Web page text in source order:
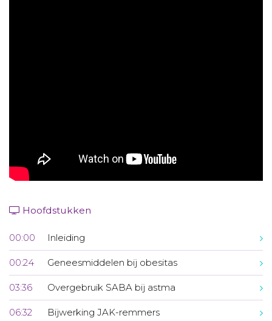
Hoofdstukken
00:00 Inleiding
00:24 Geneesmiddelen bij obesitas
03:36 Overgebruik SABA bij astma
06:32 Bijwerking JAK-remmers